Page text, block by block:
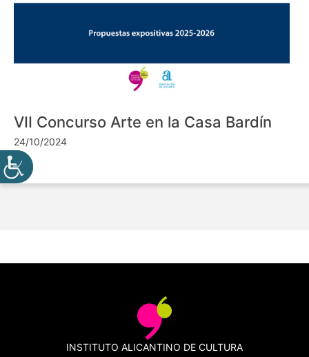
VII Concurso Arte en la Casa Bardín
24/10/2024
INSTITUTO ALICANTINO DE CULTURA